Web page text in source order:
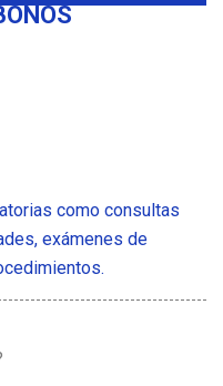
como consultas
exámenes de